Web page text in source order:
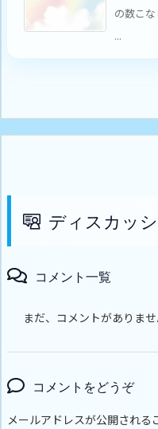
の数こ
...
ディスカッ
コメント一覧
まだ、コメントがありま
コメントをどうぞ
メールアドレスが公開される